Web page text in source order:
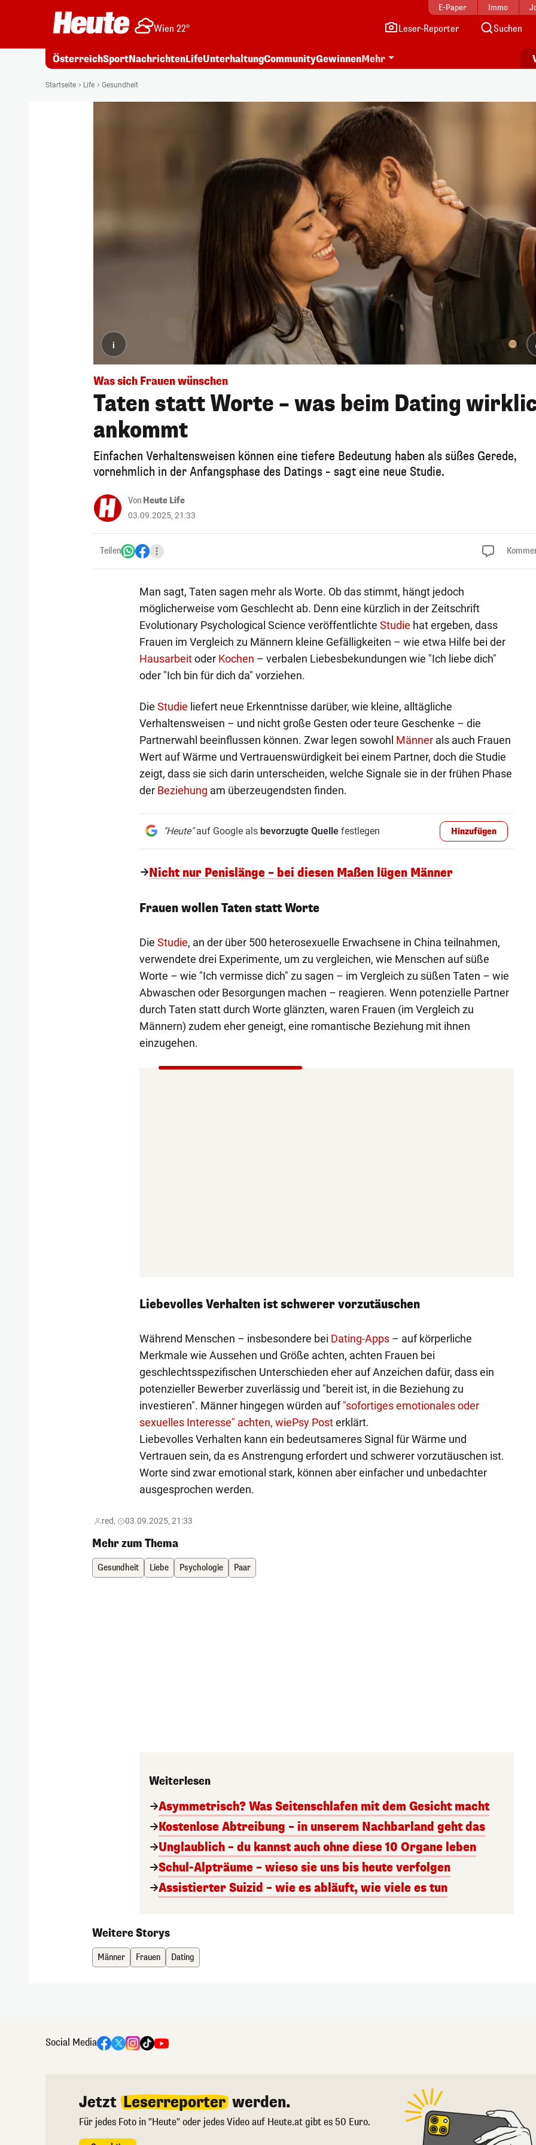
E-Paper Immo
Wien 22° Leser-Reporter Suchen
ÖsterreichSportNachrichtenLifeUnterhaltungCommunityGewinnenMehr
Startseite Life Gesundheit
i
Was sich Frauen wünschen
Taten statt Worte – was beim Dating
ankommt
Einfachen Verhaltensweisen können eine tiefere Bedeutung haben als süßes Gerede,
vornehmlich in der Anfangsphase des Datings – sagt eine neue Studie.
Von Heute Life
03.09.2025, 21:33
Teilen
Man sagt, Taten sagen mehr als Worte. Ob das stimmt, hängt jedoch
möglicherweise vom Geschlecht ab. Denn eine kürzlich in der Zeitschrift
Evolutionary Psychological Science veröffentlichte Studie hat ergeben, dass
Frauen im Vergleich zu Männern kleine Gefälligkeiten – wie etwa Hilfe bei der
Hausarbeitoder Kochen – verbalen Liebesbekundungen wie "Ich liebe dich"
oder "Ich bin für dich da" vorziehen.
Die Studie liefert neue Erkenntnisse darüber, wie kleine, alltägliche
Verhaltensweisen – und nicht große Gesten oder teure Geschenke – die
Partnerwahl beeinflussen können. Zwar legen sowohl Männerals auch Frauen
Wert auf Wärme und Vertrauenswürdigkeit bei einem Partner, doch die Studie
zeigt, dass sie sich darin unterscheiden, welche Signale sie in der frühen Phase
der Beziehung am überzeugendsten finden.
"Heute"auf Google als bevorzugte Quellefestlegen Hinzufügen
Nicht nur Penislänge – bei diesen Maßen lügen Männer
Frauen wollen Taten statt Worte
Die Studie, an der über 500 heterosexuelle Erwachsene in China teilnahmen,
verwendete drei Experimente, um zu vergleichen, wie Menschen auf süße
Worte – wie "Ich vermisse dich" zu sagen – im Vergleich zu süßen Taten – wie
Abwaschen oder Besorgungen machen – reagieren. Wenn potenzielle Partner
durch Taten statt durch Worte glänzten, waren Frauen (im Vergleich zu
Männern) zudem eher geneigt, eine romantische Beziehung mit ihnen
einzugehen.
Liebevolles Verhalten ist schwerer vorzutäuschen
Während Menschen – insbesondere bei Dating-Apps– auf körperliche
Merkmale wie Aussehen und Größe achten, achten Frauen bei
geschlechtsspezifischen Unterschieden eher auf Anzeichen dafür, dass ein
potenzieller Bewerber zuverlässig und "bereit ist, in die Beziehung zu
investieren". Männer hingegen würden auf"sofortiges emotionales oder
sexuelles Interesse" achten, wiePsy Posterklärt.
Liebevolles Verhalten kann ein bedeutsameres Signal für Wärme und
Vertrauen sein, da es Anstrengung erfordert und schwerer vorzutäuschen ist.
Worte sind zwar emotional stark, können aber einfacher und unbedachter
ausgesprochen werden.
red, 03.09.2025, 21:33
Mehr zum Thema
Gesundheit Liebe Psychologie Paar
Weiterlesen
Asymmetrisch? Was Seitenschlafen mit dem Gesicht macht
Kostenlose Abtreibung – in unserem Nachbarland geht das
Unglaublich – du kannst auch ohne diese 10 Organe leben
Schul-Alpträume – wieso sie uns bis heute verfolgen
Assistierter Suizid – wie es abläuft, wie viele es tun
Weitere Storys
Männer Frauen Dating
Social Media
Jetzt Leserreporter werden.
Für jedes Foto in "Heute" oder jedes Video auf Heute.at gibt es 50 Euro.